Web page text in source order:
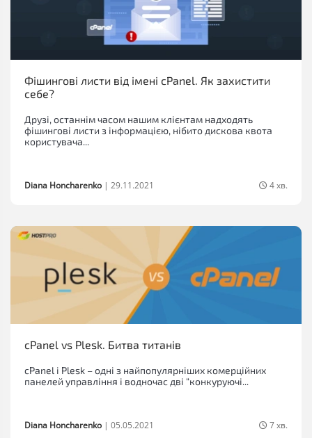
Фішингові листи від імені cPanel. Як захистити
себе?
Друзі, останнім часом нашим клієнтам надходять
фішингові листи з інформацією, нібито дискова квота
користувача...
Diana Honcharenko | 29.11.2021 4 хв.
cPanel vs Plesk. Битва титанів
cPanel і Plesk – одні з найпопулярніших комерційних
панелей управління і водночас дві “конкуруючі...
Diana Honcharenko | 05.05.2021 7 хв.